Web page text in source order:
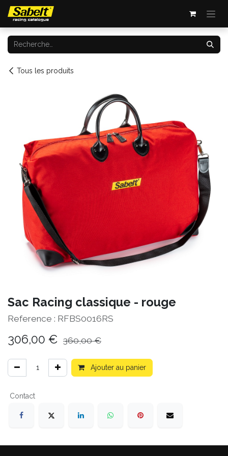
Se rendre au contenu
Tous les produits
Sac Racing classique - rouge
Reference : RFBS0016RS
306,00 € 360,00€
Ajouter au panier
Contact